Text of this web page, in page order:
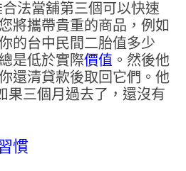
法當舖第三個可以快速
將攜帶貴重的商品，例如
的台中民間二胎值多少
是低於實際價值 。然後他
還清貸款後取回它們。他
果三個月過去了，還沒有
慣